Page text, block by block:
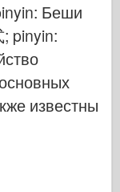
Беши
pinyin:
известны